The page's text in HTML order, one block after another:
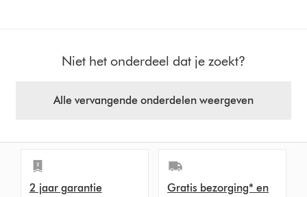
Niet het onderdeel dat je zoekt?
Alle vervangende onderdelen weergeven
2 jaar garantie
Gratis bezorging* en